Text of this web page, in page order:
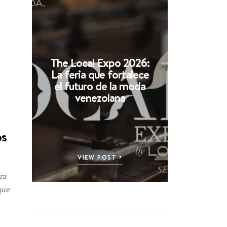
The Local Expo 2026:
La feria que fortalece
el futuro de la moda
venezolana
VIEW POST